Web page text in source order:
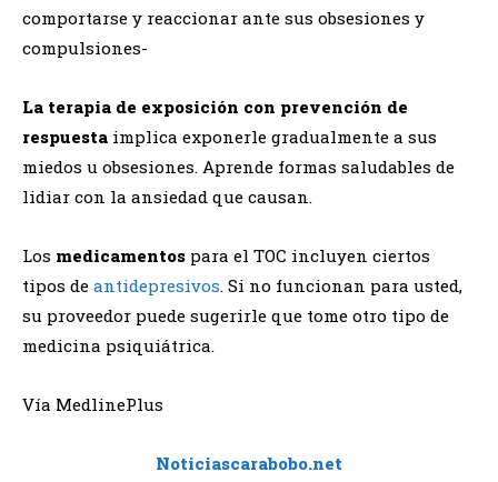
comportarse y reaccionar ante sus obsesiones y
compulsiones-
La terapia de exposición con prevención de
respuesta implica exponerle gradualmente a sus
miedos u obsesiones. Aprende formas saludables de
lidiar con la ansiedad que causan.
Los medicamentos para el TOC incluyen ciertos
tipos de antidepresivos. Si no funcionan para usted,
su proveedor puede sugerirle que tome otro tipo de
medicina psiquiátrica.
Vía MedlinePlus
Noticiascarabobo.net